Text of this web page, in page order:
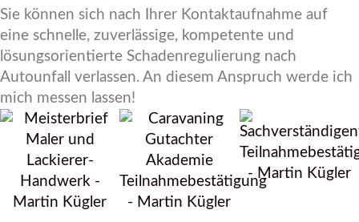
Sie können sich nach Ihrer Kontaktaufnahme auf
eine schnelle, zuverlässige, kompetente und
lösungsorientierte Schadenregulierung nach
Autounfall verlassen. An diesem Anspruch werde ich
mich messen lassen!